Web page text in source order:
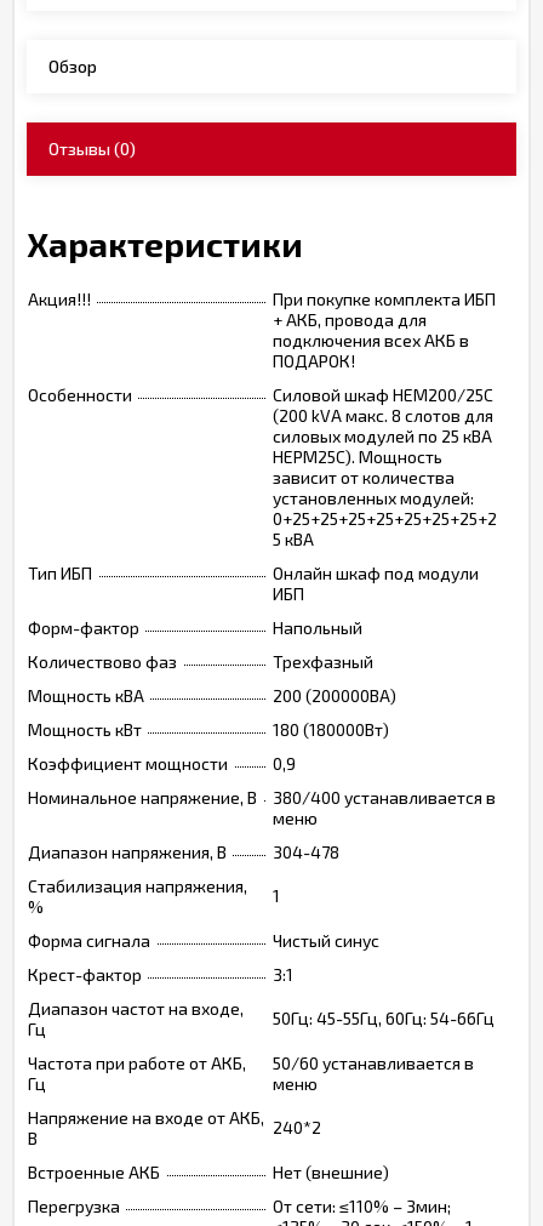
Обзор
Отзывы(0)
Характеристики
Акция!!!
При покупке комплекта ИБП
+ АКБ, провода для
подключения всех АКБ в
ПОДАРОК!
Особенности
Силовой шкаф HEM200/25C
(200 kVA макс. 8 слотов для
силовых модулей по 25 кВА
HEPM25C). Мощность
зависит от количества
установленных модулей:
0+25+25+25+25+25+25+25+2
5 кВА
Тип ИБП
Онлайн шкаф под модули
ИБП
Форм-фактор
Напольный
Количествово фаз
Трехфазный
Мощность кВА
200 (200000ВА)
Мощность кВт
180 (180000Вт)
Коэффициент мощности
0,9
Номинальное напряжение, В
380/400 устанавливается в
меню
Диапазон напряжения, В
304-478
Стабилизация напряжения,
%
1
Форма сигнала
Чистый синус
Крест-фактор
3:1
Диапазон частот на входе,
Гц
50Гц: 45-55Гц, 60Гц: 54-66Гц
Частота при работе от АКБ,
Гц
50/60 устанавливается в
меню
Напряжение на входе от АКБ,
В
240*2
Встроенные АКБ
Нет (внешние)
Перегрузка
От сети: ≤110% – 3мин;